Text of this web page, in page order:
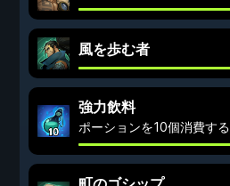
風を歩む者
強力飲料
ポーションを10個消費する